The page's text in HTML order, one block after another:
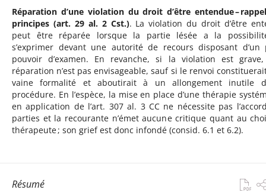
Réparation d’une violation du droit d’être entendue –
principes (art. 29 al. 2 Cst.). La violation du droit d’être
peut être réparée lorsque la partie lésée a la
s’exprimer devant une autorité de recours disposant d’un
pouvoir d’examen. En revanche, si la violation est
réparation n’est pas envisageable, sauf si le renvoi
vaine formalité et aboutirait à un allongement inutile
procédure. En l’espèce, la mise en place d’une thérapie
en application de l’art. 307 al. 3 CC ne nécessite pas
parties et la recourante n’émet aucune critique quant au
thérapeute ; son grief est donc infondé (consid. 6.1 et 6.2).
Résumé